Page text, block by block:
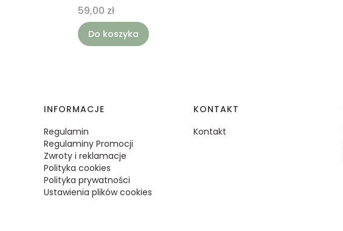
Cena
59,00 zł
Do koszyka
Linki w stopce
INFORMACJE
Regulamin
Regulaminy Promocji
Zwroty i reklamacje
Polityka cookies
Polityka prywatności
Ustawienia plików cookies
KONTAKT
Kontakt